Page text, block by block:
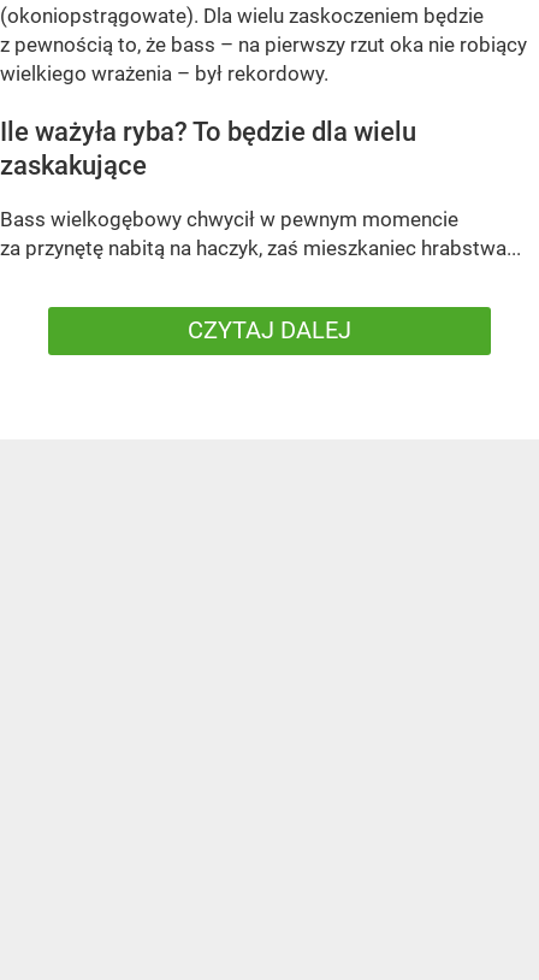
(okoniopstrągowate). Dla wielu zaskoczeniem będzie
z pewnością to, że bass – na pierwszy rzut oka nie robiący
wielkiego wrażenia – był rekordowy.
Ile ważyła ryba? To będzie dla wielu
zaskakujące
Bass wielkogębowy chwycił w pewnym momencie
za przynętę nabitą na haczyk, zaś mieszkaniec hrabstwa...
CZYTAJ DALEJ